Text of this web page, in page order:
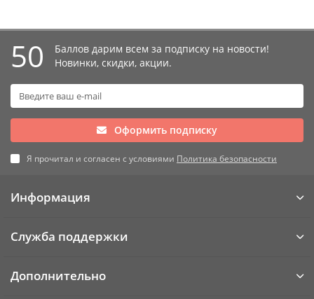
50
Баллов дарим всем за подписку на новости!
Новинки, скидки, акции.
Оформить подписку
Я прочитал и согласен с условиями Политика безопасности
Информация
Служба поддержки
Дополнительно